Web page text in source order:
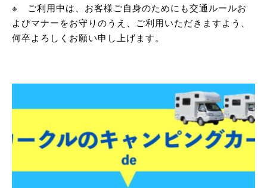
※ ご利用中は、お客様ご自身のためにも交通ルールお
よびマナーをお守りのうえ、ご利用いただきますよう、
何卒よろしくお願い申し上げます。